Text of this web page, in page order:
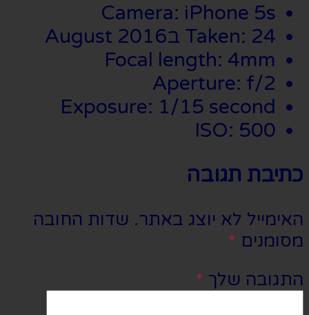
Camera: iPhone 5s
Taken: 24 בAugust 2016
Focal length: 4mm
Aperture: f/2
Exposure: 1/15 second
ISO: 500
כתיבת תגובה
האימייל לא יוצג באתר. שדות החובה
מסומנים *
התגובה שלך *